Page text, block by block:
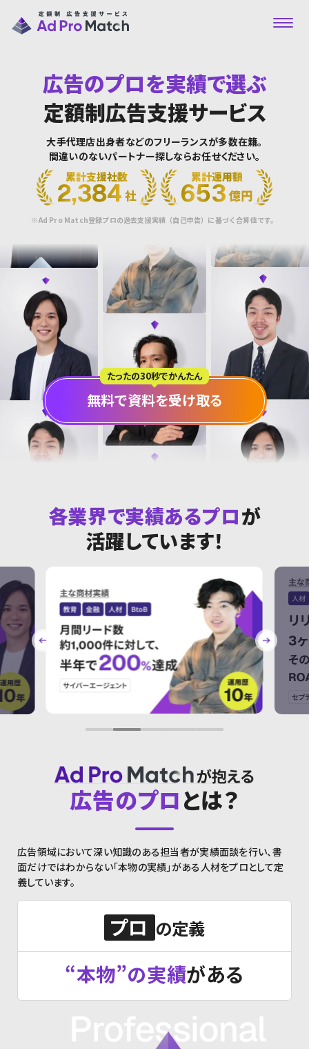
プロを見る
Ad Pro Matchとは
事例一覧
ご利用の流れ
よくあるご質問
広告のプロを実績で選ぶ
定額制広告支援サービス
大手代理店出身者などのフリーランスが多数在籍。
間違いのないパートナー探しならお任せください。
累計支援社数
2,384 社
累計運用額
653 億円
※Ad Pro Match登録プロの過去支援実績（自己申告）に基づく合算値です。
たったの30秒でかんたん
無料で資料を受け取る
各業界で実績あるプロが
活躍しています！
広告のプロとは？
広告領域において深い知識のある担当者が実績面談を行い、書
面だけではわからない「本物の実績」がある人材をプロとして定
義しています。
プロ の定義
“本物”の実績がある